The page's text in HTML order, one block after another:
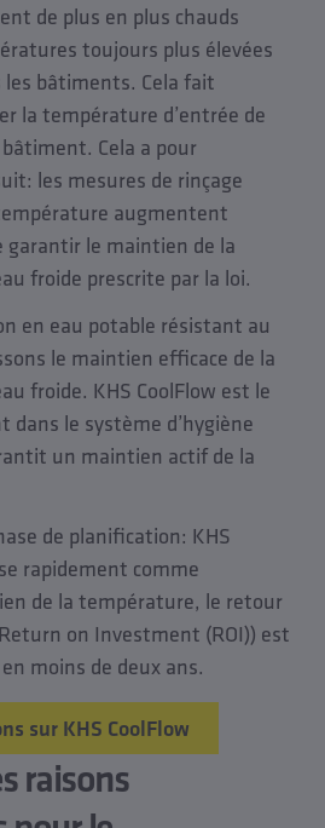
de plus en plus chauds
toujours plus élevées
les bâtiments. Cela fait
la température d’entrée de
Cela a pour
les mesures de rinçage
augmentent
le maintien de la
froide prescrite par la loi.
en eau potable résistant au
le maintien efficace de la
froide. KHS CoolFlow est le
le système d’hygiène
un maintien actif de la
de planification: KHS
rapidement comme
de la température, le retour
on Investment (ROI)) est
moins de deux ans.
sur KHS CoolFlow
raisons